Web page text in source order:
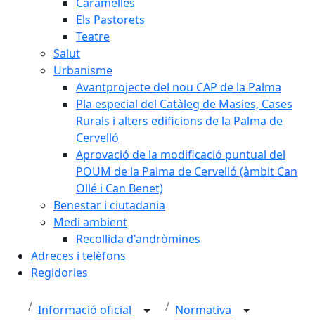
Els Pastorets
Teatre
Salut
Urbanisme
Avantprojecte del nou CAP de la Palma
Pla especial del Catàleg de Masies, Cases
Rurals i alters edificions de la Palma de
Cervelló
Aprovació de la modificació puntual del
POUM de la Palma de Cervelló (àmbit Can
Ollé i Can Benet)
Benestar i ciutadania
Medi ambient
Recollida d'andròmines
Adreces i telèfons
Regidories
Informació oficial Normativa